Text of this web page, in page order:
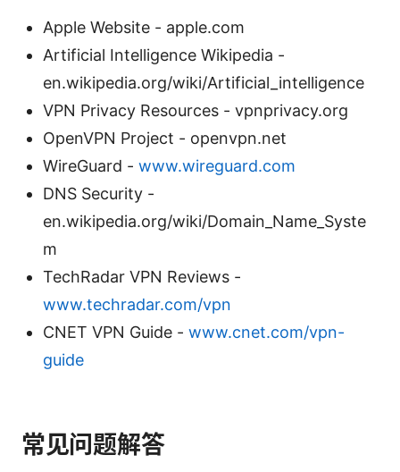
Apple Website - apple.com
Artificial Intelligence Wikipedia -
en.wikipedia.org/wiki/Artificial_intelligence
VPN Privacy Resources - vpnprivacy.org
OpenVPN Project - openvpn.net
WireGuard - www.wireguard.com
DNS Security -
en.wikipedia.org/wiki/Domain_Name_Syste
m
TechRadar VPN Reviews -
www.techradar.com/vpn
CNET VPN Guide - www.cnet.com/vpn-
guide
常见问题解答